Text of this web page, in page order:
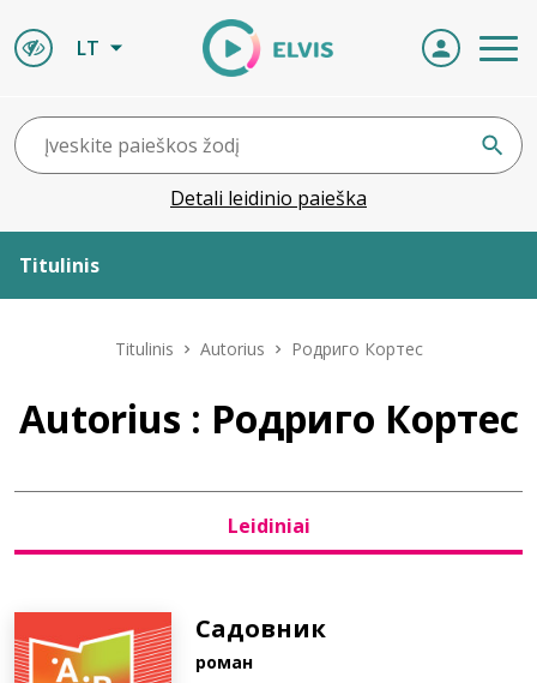
LT
Detali leidinio paieška
Titulinis
Leidiniai
D.U.K.
Titulinis Autorius Родриго Кортес
Autorius : Родриго Кортес
Leidiniai
Садовник
роман